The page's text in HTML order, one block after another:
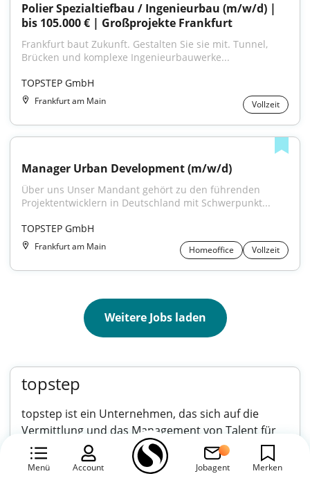
Polier Spezialtiefbau / Ingenieurbau (m/w/d) |
bis 105.000 € | Großprojekte Frankfurt
Frankfurt baut Zukunft. Gestalten Sie sie mit. Tunnel,
Brücken und komplexe Ingenieurbauwerke...
TOPSTEP GmbH
Frankfurt am Main Vollzeit
Manager Urban Development (m/w/d)
Über uns Unser Mandant gehört zu den führenden
Projektentwicklern in Deutschland mit Schwerpunkt...
TOPSTEP GmbH
Frankfurt am Main Homeoffice Vollzeit
Weitere Jobs laden
topstep
topstep ist ein Unternehmen, das sich auf die
Vermittlung und das Management von Talent für
die Finanzmarktindustrie spezialisiert hat. In einer
dynamischen und schnelllebigen Branche spielt
Menü Account Jobagent Merken